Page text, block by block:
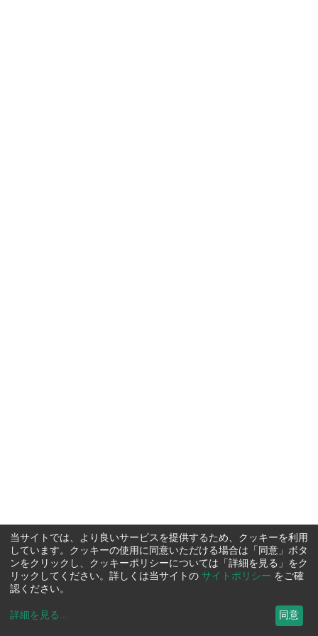
当サイトでは、より良いサービスを提供するため、クッキーを利用
しています。クッキーの使用に同意いただける場合は「同意」ボタ
ンをクリックし、クッキーポリシーについては「詳細を見る」をク
リックしてください。詳しくは当サイトの サイトポリシー をご確
認ください。
詳細を見る ... 同意